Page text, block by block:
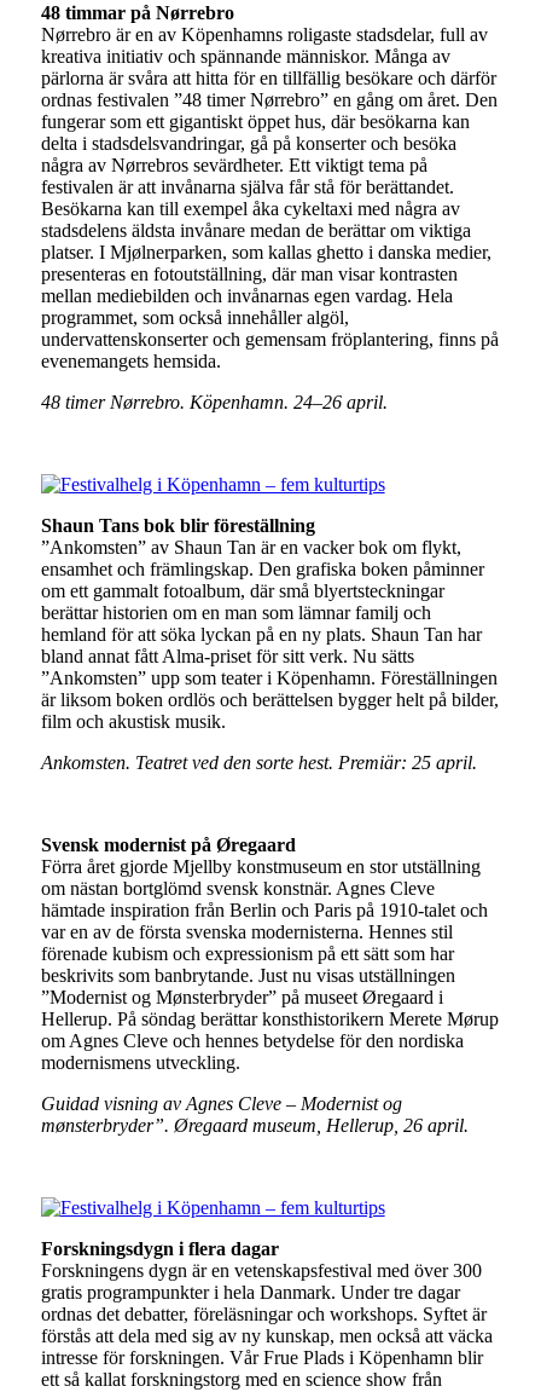
48 timmar på Nørrebro
Nørrebro är en av Köpenhamns roligaste stadsdelar, full av
kreativa initiativ och spännande människor. Många av
pärlorna är svåra att hitta för en tillfällig besökare och därför
ordnas festivalen ”48 timer Nørrebro” en gång om året. Den
fungerar som ett gigantiskt öppet hus, där besökarna kan
delta i stadsdelsvandringar, gå på konserter och besöka
några av Nørrebros sevärdheter. Ett viktigt tema på
festivalen är att invånarna själva får stå för berättandet.
Besökarna kan till exempel åka cykeltaxi med några av
stadsdelens äldsta invånare medan de berättar om viktiga
platser. I Mjølnerparken, som kallas ghetto i danska medier,
presenteras en fotoutställning, där man visar kontrasten
mellan mediebilden och invånarnas egen vardag. Hela
programmet, som också innehåller algöl,
undervattenskonserter och gemensam fröplantering, finns på
evenemangets hemsida.
48 timer Nørrebro. Köpenhamn. 24–26 april.
Shaun Tans bok blir föreställning
”Ankomsten” av Shaun Tan är en vacker bok om flykt,
ensamhet och främlingskap. Den grafiska boken påminner
om ett gammalt fotoalbum, där små blyertsteckningar
berättar historien om en man som lämnar familj och
hemland för att söka lyckan på en ny plats. Shaun Tan har
bland annat fått Alma-priset för sitt verk. Nu sätts
”Ankomsten” upp som teater i Köpenhamn. Föreställningen
är liksom boken ordlös och berättelsen bygger helt på bilder,
film och akustisk musik.
Ankomsten. Teatret ved den sorte hest. Premiär: 25 april.
Svensk modernist på Øregaard
Förra året gjorde Mjellby konstmuseum en stor utställning
om nästan bortglömd svensk konstnär. Agnes Cleve
hämtade inspiration från Berlin och Paris på 1910-talet och
var en av de första svenska modernisterna. Hennes stil
förenade kubism och expressionism på ett sätt som har
beskrivits som banbrytande. Just nu visas utställningen
”Modernist og Mønsterbryder” på museet Øregaard i
Hellerup. På söndag berättar konsthistorikern Merete Mørup
om Agnes Cleve och hennes betydelse för den nordiska
modernismens utveckling.
Guidad visning av Agnes Cleve – Modernist og
mønsterbryder”. Øregaard museum, Hellerup, 26 april.
Forskningsdygn i flera dagar
Forskningens dygn är en vetenskapsfestival med över 300
gratis programpunkter i hela Danmark. Under tre dagar
ordnas det debatter, föreläsningar och workshops. Syftet är
förstås att dela med sig av ny kunskap, men också att väcka
intresse för forskningen. Vår Frue Plads i Köpenhamn blir
ett så kallat forskningstorg med en science show från